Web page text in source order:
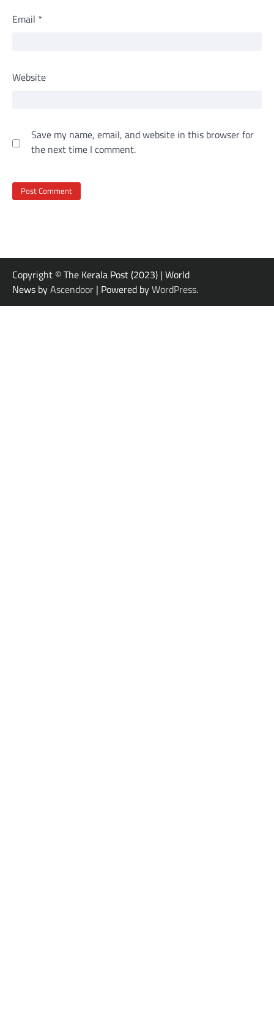
Email *
Website
Save my name, email, and website in this browser for
the next time I comment.
Copyright © The Kerala Post (2023) | World
News byAscendoor | Powered byWordPress.